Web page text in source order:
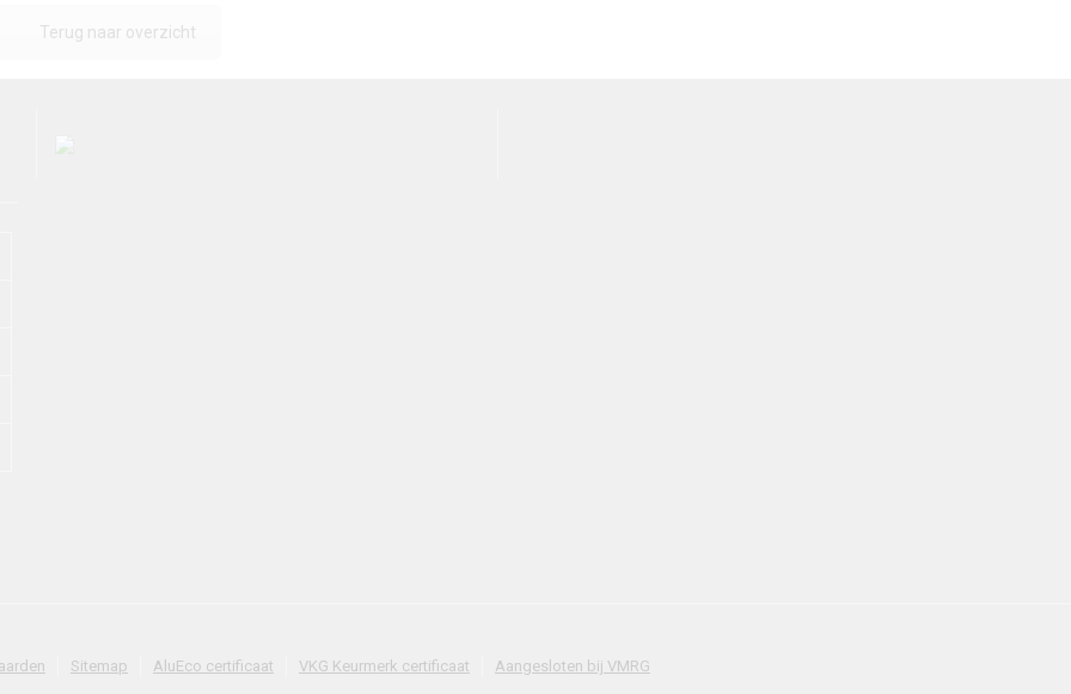
Terug naar overzicht
Sitemap AluEco certificaat VKG Keurmerk certificaat Aangesloten bij VMRG